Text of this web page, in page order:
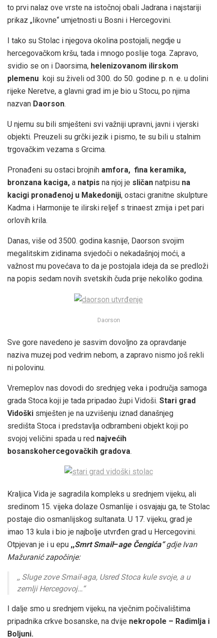
to prvi nalaz ove vrste na istočnoj obali Jadrana i najstariji
prikaz „likovne“ umjetnosti u Bosni i Hercegovini.
I tako su Stolac i njegova okolina postojali, negdje u
hercegovačkom kršu, tada i mnogo poslije toga. Zapravo,
svidio se on i Daorsima, helenizovanom ilirskom
plemenu koji su živeli od 300. do 50. godine p. n. e. u dolini
rijeke Neretve, a glavni grad im je bio u Stocu, po njima
nazvan Daorson.
U njemu su bili smješteni svi važniji upravni, javni i vjerski
objekti. Preuzeli su grčki jezik i pismo, te su bili u stalnim
trgovačkim vezama s Grcima.
Pronađeni su ostaci brojnih amfora, fina keramika,
bronzana kaciga, a natpis na njoj je sličan natpisu na
kacigi pronađenoj u Makedoniji, ostaci granitne skulpture
Kadma i Harmonije te ilirski reljef s trinaest zmija i pet pari
orlovih krila.
Danas, više od 3500. godina kasnije, Daorson svojim
megalitskim zidinama svjedoči o nekadašnjoj moći, a
važnost mu povećava to da je postojala ideja da se predloži
na popis sedam novih svetskih čuda prije nekoliko godina.
Daorson
Sve gore navedeno je sasvim dovoljno za opravdanje
naziva muzej pod vedrim nebom, a zapravo nismo još rekli
ni polovinu.
Vremeplov nas dovodi do srednjeg veka i područja samoga
grada Stoca koji je tada pripadao župi Vidoši. Stari grad
Vidoški smješten je na uzvišenju iznad današnjeg
središta Stoca i predstavlja odbrambeni objekt koji po
svojoj veličini spada u red najvećih
bosanskohercegovačkih gradova.
Kraljica Vida je sagradila kompleks u srednjem vijeku, ali
sredinom 15. vijeka dolaze Osmanlije i osvajaju ga, te Stolac
postaje dio osmanlijskog sultanata. U 17. vijeku, grad je
imao 13 kula i bio je najbolje utvrđen grad u Hercegovini.
Otpjevan je i u epu ,,Smrt Smail–age Čengića“ gdje Ivan
Mažuranić započinje:
,, Sluge zove Smail-aga, Usred Stoca kule svoje, a u
zemlji Hercegovoj…“
I dalje smo u srednjem vijeku, na vječnim počivalištima
pripadnika crkve bosanske, na dvije nekropole – Radimlja i
Boljuni.